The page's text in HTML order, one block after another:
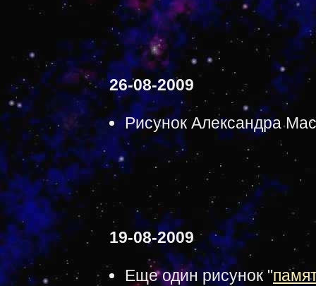
26-08-2009
Рисунок Александра
19-08-2009
Еще один рисунок "